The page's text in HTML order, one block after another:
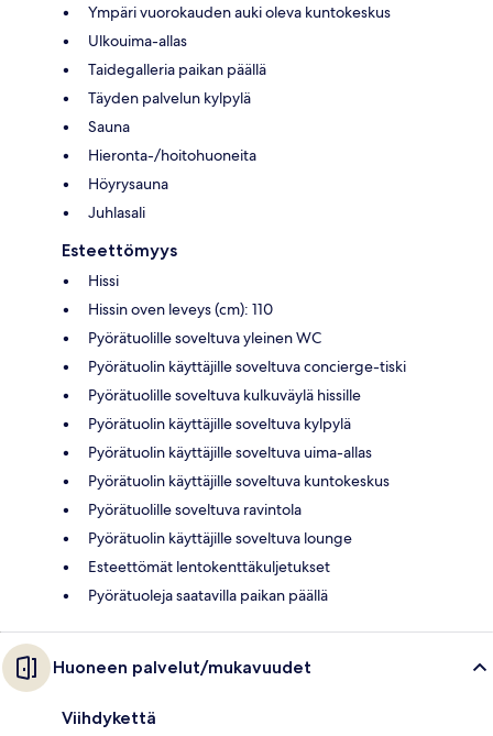
Ympäri vuorokauden auki oleva kuntokeskus
Ulkouima-allas
Taidegalleria paikan päällä
Täyden palvelun kylpylä
Sauna
Hieronta-/hoitohuoneita
Höyrysauna
Juhlasali
Esteettömyys
Hissi
Hissin oven leveys (cm): 110
Pyörätuolille soveltuva yleinen WC
Pyörätuolin käyttäjille soveltuva concierge-tiski
Pyörätuolille soveltuva kulkuväylä hissille
Pyörätuolin käyttäjille soveltuva kylpylä
Pyörätuolin käyttäjille soveltuva uima-allas
Pyörätuolin käyttäjille soveltuva kuntokeskus
Pyörätuolille soveltuva ravintola
Pyörätuolin käyttäjille soveltuva lounge
Esteettömät lentokenttäkuljetukset
Pyörätuoleja saatavilla paikan päällä
Huoneen palvelut/mukavuudet
Viihdykettä